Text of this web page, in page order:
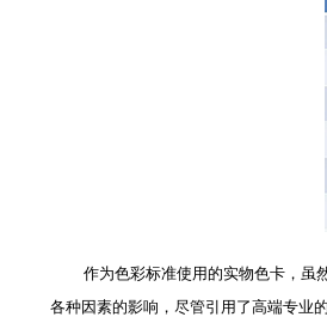
作为色彩标准使用的实物色卡，虽然
各种因素的影响，尽管引用了高端专业